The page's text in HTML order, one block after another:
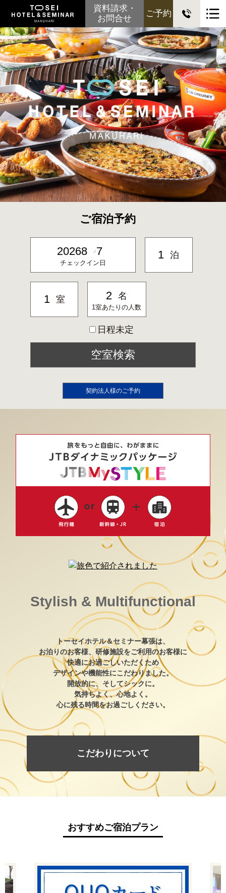
資料請求・
お問合せ
ご予約
ご宿泊予約
／
チェックイン日
泊
室 名
1室あたりの人数
日程未定
契約法人様のご予約
Stylish & Multifunctional
トーセイホテル＆セミナー幕張は、
お泊りのお客様、研修施設をご利用のお客様に
快適にお過ごしいただくため
デザインや機能性にこだわりました。
開放的に、そしてシックに。
気持ちよく、心地よく。
心に残る時間をお過ごしください。
こだわりについて
おすすめご宿泊プラン